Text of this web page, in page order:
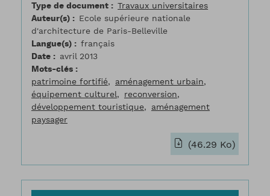
Type de document
Travaux universitaires
Auteur(s)
Ecole supérieure nationale
d'architecture de Paris-Belleville
Langue(s)
français
Date
avril 2013
Mots-clés
patrimoine fortifié
aménagement urbain
équipement culturel
reconversion
développement touristique
aménagement
paysager
(46.29 Ko)